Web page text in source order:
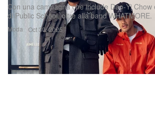
Moda
Con una campagna che include Dao‑Yi
di Public School, oltre alla band WHATMORE.
Oct 30, 2025